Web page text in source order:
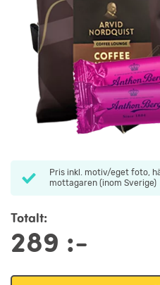
Pris inkl. motiv/eget foto,
mottagaren (inom Sverige)
Totalt:
289 :-